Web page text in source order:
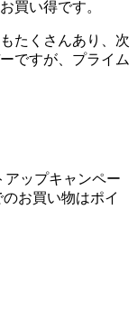
買い得です。
たくさんあり、次
ですが、プライム
アップキャンペー
お買い物はポイ